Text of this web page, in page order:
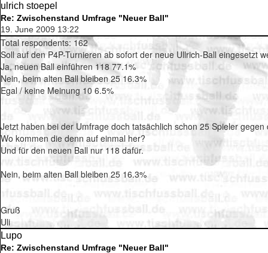
ulrich stoepel
Re: Zwischenstand Umfrage "Neuer Ball"
19. June 2009 13:22
Total respondents: 162
Soll auf den P4P-Turnieren ab sofort der neue Ullrich-Ball eingesetzt
Ja, neuen Ball einführen 118 77.1%
Nein, beim alten Ball bleiben 25 16.3%
Egal / keine Meinung 10 6.5%
Jetzt haben bei der Umfrage doch tatsächlich schon 25 Spieler
Wo kommen die denn auf einmal her?
Und für den neuen Ball nur 118 dafür.
Nein, beim alten Ball bleiben 25 16.3%
Gruß
Uli
Lupo
Re: Zwischenstand Umfrage "Neuer Ball"